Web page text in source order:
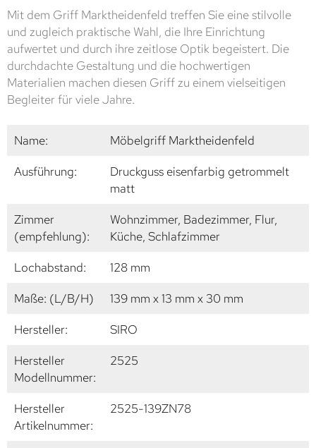
Mit dem Griff Marktheidenfeld treffen Sie eine stilvolle
und zugleich praktische Wahl, die Ihre Einrichtung
aufwertet und durch ihre zeitlose Optik begeistert. Die
durchdachte Gestaltung und die hochwertigen
Materialien machen diesen Griff zu einem vielseitigen
Begleiter für viele Jahre.
Name:
Möbelgriff Marktheidenfeld
Ausführung:
Druckguss eisenfarbig getrommelt
matt
Zimmer
(empfehlung):
Wohnzimmer, Badezimmer, Flur,
Küche, Schlafzimmer
Lochabstand:
128 mm
Maße: (L/B/H)
139 mm x 13 mm x 30 mm
Hersteller:
SIRO
Hersteller
Modellnummer:
2525
Hersteller
Artikelnummer:
2525-139ZN78